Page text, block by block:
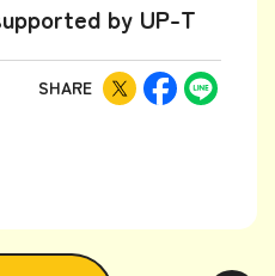
by UP-T
SHARE